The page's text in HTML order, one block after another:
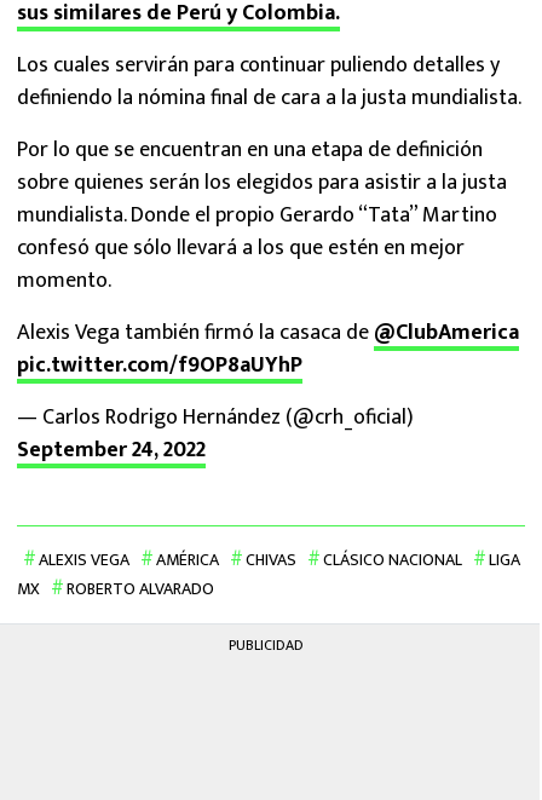
sus similares de Perú y Colombia.
Los cuales servirán para continuar puliendo detalles y
definiendo la nómina final de cara a la justa mundialista.
Por lo que se encuentran en una etapa de definición
sobre quienes serán los elegidos para asistir a la justa
mundialista. Donde el propio Gerardo “Tata” Martino
confesó que sólo llevará a los que estén en mejor
momento.
Alexis Vega también firmó la casaca de@ClubAmerica
pic.twitter.com/f9OP8aUYhP
— Carlos Rodrigo Hernández (@crh_oficial)
September 24, 2022
ALEXIS VEGA AMÉRICA CHIVAS CLÁSICO NACIONAL
LIGA
MX
ROBERTO ALVARADO
PUBLICIDAD